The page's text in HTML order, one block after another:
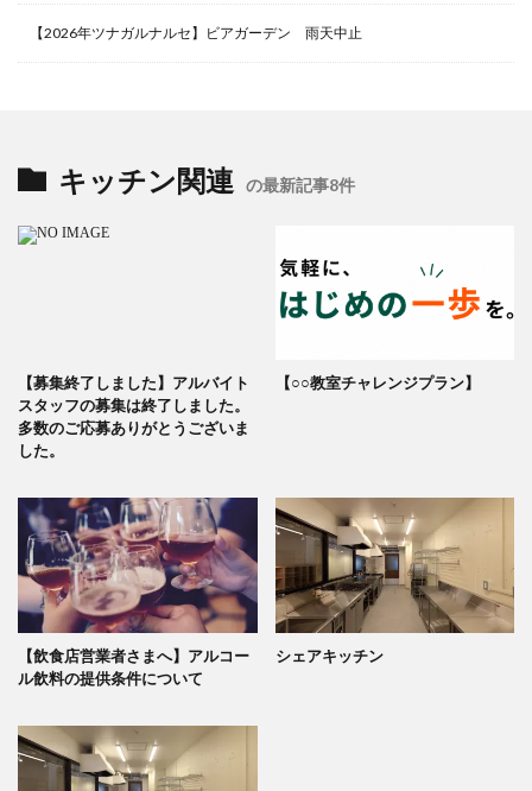
【2026年ツナガルナルセ】ビアガーデン 雨天中止
キッチン関連 の最新記事8件
【募集終了しました】アルバイト
スタッフの募集は終了しました。
多数のご応募ありがとうございま
した。
【○○教室チャレンジプラン】
【飲食店営業者さまへ】アルコー
ル飲料の提供条件について
シェアキッチン